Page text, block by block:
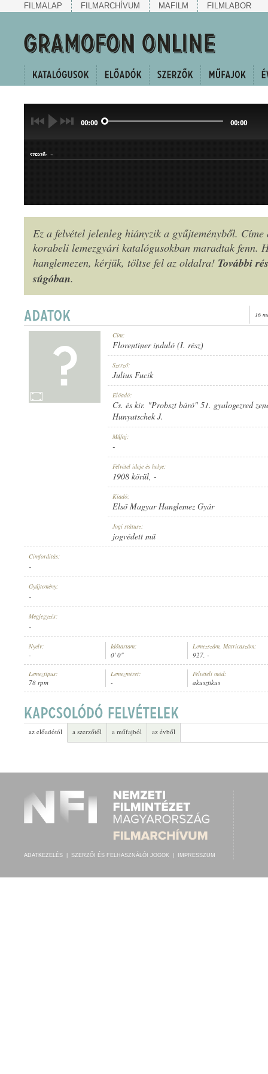
FILMALAP FILMARCHÍVUM MAFILM FILMLABOR
00:00 00:00
SZERZŐ: -
MŰFAJ:
1908 KÖRÜL
ELSŐ MAGYAR HANGLEMEZ GYÁR
Ez a felvétel jelenleg hiányzik a gyűjteményből. Címe
korabeli lemezgyári katalógusokban maradtak fenn.
hanglemezen, kérjük, töltse fel az oldalra! További
súgóban.
16
Cím:
Florentiner induló (I. rész)
Szerző:
Julius Fucik
Előadó:
Cs. és kir. "Probszt báró" 51. gyalogezred
Hunyatschek J.
Műfaj:
-
Felvétel ideje és helye:
1908 körül, -
Kiadó:
Első Magyar Hanglemez Gyár
Jogi státusz:
jogvédett mű
Címfordítás:
-
Gyűjtemény:
-
Megjegyzés:
-
Nyelv:
-
Időtartam:
0' 0"
Lemezszám, Matricaszám:
927, -
Lemeztípus:
78 rpm
Lemezméret:
-
Felvételi mód:
akusztikus
az előadótól a szerzőtől a műfajból az évből
ADATKEZELÉS SZERZŐI ÉS FELHASZNÁLÓI JOGOK IMPRESSZUM